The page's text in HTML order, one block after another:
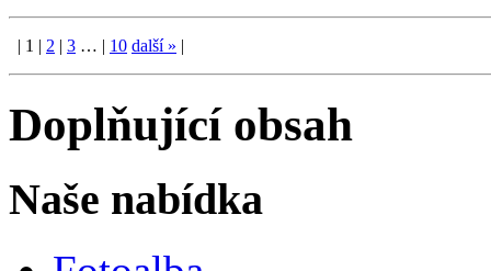
| 1 | 2 | 3 … | 10 další» |
Doplňující obsah
Naše nabídka